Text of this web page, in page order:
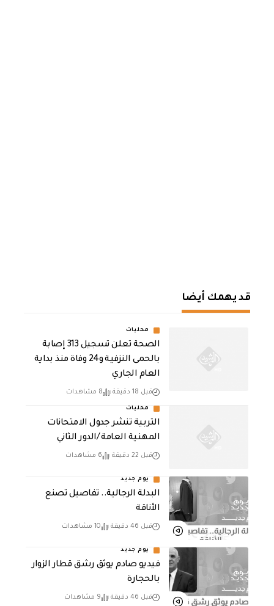
قد يهمك أيضا
محليات
الصحة تعلن تسجيل 313 إصابة
بالحمى النزفية و24 وفاة منذ بداية
العام الجاري
قبل 18 دقيقة 8 مشاهدات
محليات
التربية تنشر جدول الامتحانات
المهنية العامة /الدور الثاني
قبل 22 دقيقة 6 مشاهدات
يوم جديد
البدلة الرجالية.. تفاصيل تصنع
الأناقة
قبل 46 دقيقة 10 مشاهدات
يوم جديد
فيديو صادم يوثق رشق قطار الزوار
بالحجارة
قبل 46 دقيقة 9 مشاهدات